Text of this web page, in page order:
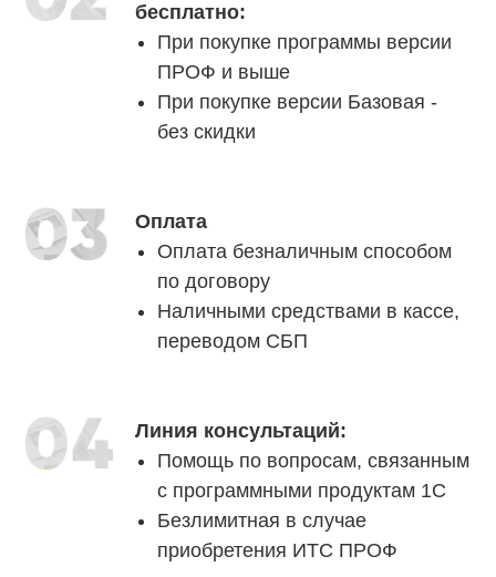
бесплатно:
При покупке программы версии
ПРОФ и выше
При покупке версии Базовая -
без скидки
Оплата
Оплата безналичным способом
по договору
Наличными средствами в кассе,
переводом СБП
Линия консультаций:
Помощь по вопросам, связанным
с программными продуктам 1С
Безлимитная в случае
приобретения ИТС ПРОФ